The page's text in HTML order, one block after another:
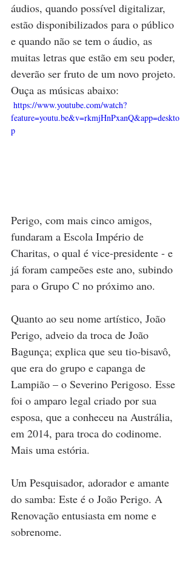
áudios, quando possível digitalizar,
estão disponibilizados para o público
e quando não se tem o áudio, as
muitas letras que estão em seu poder,
deverão ser fruto de um novo projeto.
Ouça as músicas abaixo:
feature=youtu.be&v=rkmjHnPxanQ&app=deskto
p
Perigo, com mais cinco amigos,
fundaram a Escola Império de
Charitas, o qual é vice-presidente - e
já foram campeões este ano, subindo
para o Grupo C no próximo ano.
Quanto ao seu nome artístico, João
Perigo, adveio da troca de João
Bagunça; explica que seu tio-bisavô,
que era do grupo e capanga de
Lampião – o Severino Perigoso. Esse
foi o amparo legal criado por sua
esposa, que a conheceu na Austrália,
em 2014, para troca do codinome.
Mais uma estória.
Um Pesquisador, adorador e amante
do samba: Este é o João Perigo. A
Renovação entusiasta em nome e
sobrenome.